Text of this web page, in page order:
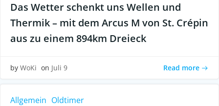
Das Wetter schenkt uns Wellen und
Thermik – mit dem Arcus M von St. Crépin
aus zu einem 894km Dreieck
by WoKi on Juli 9 Read more
Allgemein Oldtimer